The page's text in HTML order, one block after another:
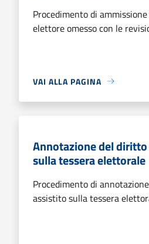
Procedimento di
elettore omesso con le
VAI ALLA PAGINA
Annotazione del
sulla tessera elettorale
Procedimento di
assistito sulla tessera